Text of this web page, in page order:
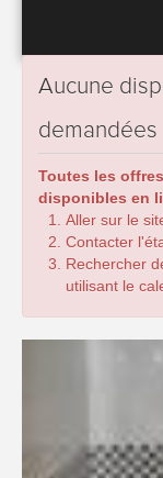
Aucune
demandées
Toutes les
disponibles en
Aller sur le
Contacter
Rechercher
utilisant le